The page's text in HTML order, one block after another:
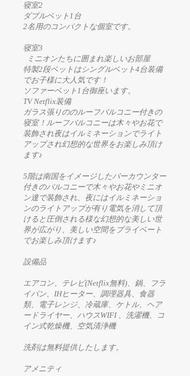
寝室2
ダブルベット1台
2名用のコンパクトな個室です。
寝室3
ミニオンたちに囲まれ楽しいお部屋
特製2段ベットはシングルベット4台装備
でお子様に大人気です！
​ソファーベット1台御座います。
​TV Netflix装備
ガラス張りののルーフバルコニー付きの
寝室！ルーフバルコニーは木々やお花で
装飾され夜はイルミネーションでライト
アップされ幻想的な世界をお楽しみ頂け
ます♪
5階は南国をイメージしたバーカウンター
付きのバルコニーで木々やお花やミニオ
ン達で装飾され、夜にはイルミネーショ
ンのライトアップが有り電気を消して頂
けると圧倒される様な幻想的な美しい世
界が広がり、美しい空間をプライベート
でお楽しみ頂けます♪
設備品
エアコン、テレビ(Netflix無料)、鍋、フラ
イパン、IHヒーター、調理器具、食器
類、電子レンジ、冷蔵庫、ケトル、ヘア
ードライヤー、ハウスWIFI 、洗濯機、コ
イン式乾燥機、空気清浄機
洗剤は無料提供したします。
アメニティ